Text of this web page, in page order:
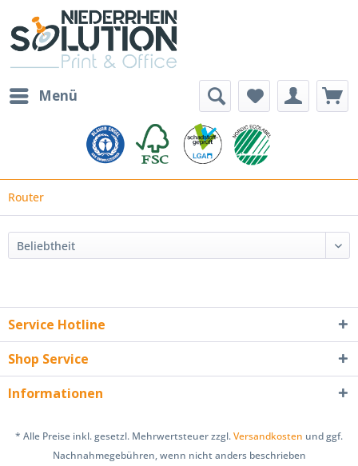
Menü
Router
Service Hotline
Shop Service
Informationen
* Alle Preise inkl. gesetzl. Mehrwertsteuer zzgl.Versandkosten und ggf.
Nachnahmegebühren, wenn nicht anders beschrieben